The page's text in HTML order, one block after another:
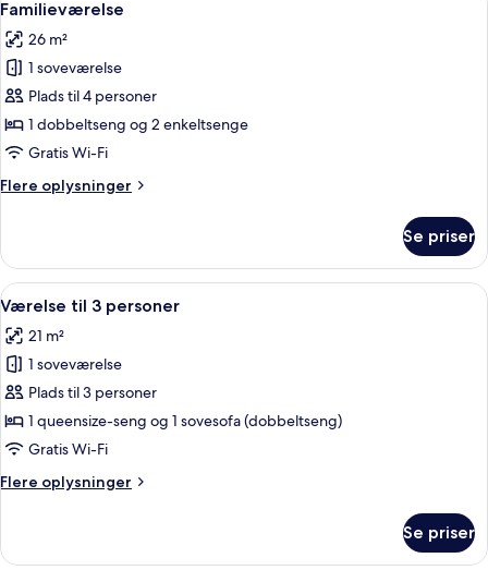
alle
billeder
af
Familieværelse
6
Familieværelse
26 m²
1 soveværelse
Plads til 4 personer
1 dobbeltseng og 2 enkeltsenge
Gratis Wi-Fi
Flere oplysninger
Flere
Se priser
Indlæs
alle
billeder
af
Værelse
til
3
Et hotelværelse med en seng, en
9
Værelse til 3 personer
21 m²
1 soveværelse
Plads til 3 personer
1 queensize-seng og 1 sovesofa (dobbeltseng)
Gratis Wi-Fi
Flere oplysninger
Flere
til
Se priser